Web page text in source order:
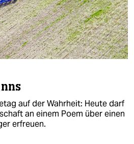
auf der Wahrheit: Heute darf
an einem Poem über einen
erfreuen.